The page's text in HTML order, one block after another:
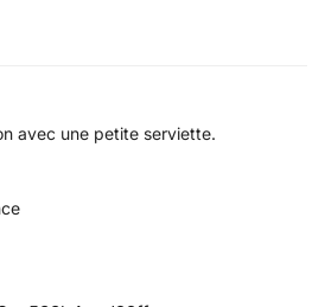
avec une petite serviette.